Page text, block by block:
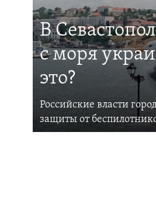
В
с моря
это?
Российские власти
защиты от